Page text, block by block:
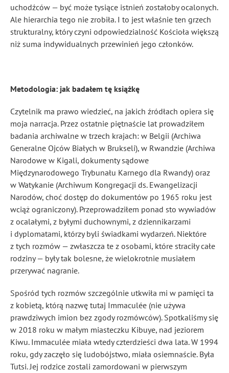
uchodźców — być może tysiące istnień zostałoby ocalonych.
Ale hierarchia tego nie zrobiła. I to jest właśnie ten grzech
strukturalny, który czyni odpowiedzialność Kościoła większą
niż suma indywidualnych przewinień jego członków.
Metodologia: jak badałem tę książkę
Czytelnik ma prawo wiedzieć, na jakich źródłach opiera się
moja narracja. Przez ostatnie piętnaście lat prowadziłem
badania archiwalne w trzech krajach: w Belgii (Archiwa
Generalne Ojców Białych w Brukseli), w Rwandzie (Archiwa
Narodowe w Kigali, dokumenty sądowe
Międzynarodowego Trybunału Karnego dla Rwandy) oraz
w Watykanie (Archiwum Kongregacji ds. Ewangelizacji
Narodów, choć dostęp do dokumentów po 1965 roku jest
wciąż ograniczony). Przeprowadziłem ponad sto wywiadów
z ocalałymi, z byłymi duchownymi, z dziennikarzami
i dyplomatami, którzy byli świadkami wydarzeń. Niektóre
z tych rozmów — zwłaszcza te z osobami, które straciły całe
rodziny — były tak bolesne, że wielokrotnie musiałem
przerywać nagranie.
Spośród tych rozmów szczególnie utkwiła mi w pamięci ta
z kobietą, którą nazwę tutaj Immaculée (nie używa
prawdziwych imion bez zgody rozmówców). Spotkaliśmy się
w 2018 roku w małym miasteczku Kibuye, nad jeziorem
Kiwu. Immaculée miała wtedy czterdzieści dwa lata. W 1994
roku, gdy zaczęło się ludobójstwo, miała osiemnaście. Była
Tutsi. Jej rodzice zostali zamordowani w pierwszym